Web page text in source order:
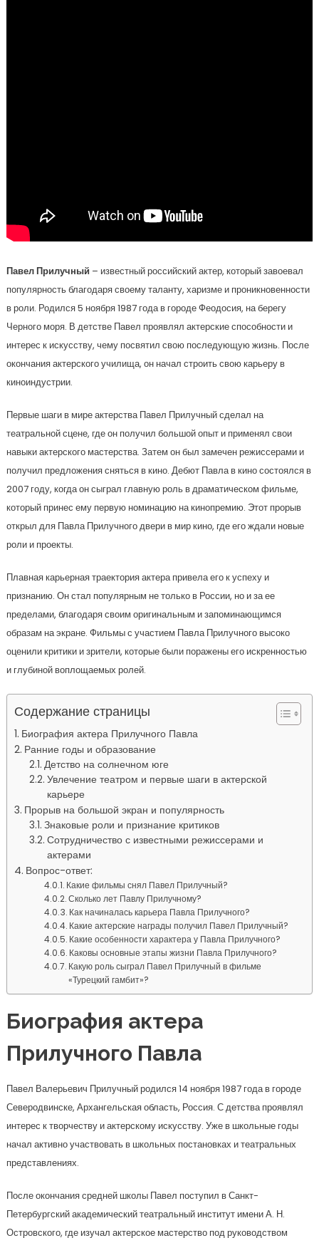
Павел Прилучный – известный российский актер, который завоевал
популярность благодаря своему таланту, харизме и проникновенности
в роли. Родился 5 ноября 1987 года в городе Феодосия, на берегу
Черного моря. В детстве Павел проявлял актерские способности и
интерес к искусству, чему посвятил свою последующую жизнь. После
окончания актерского училища, он начал строить свою карьеру в
киноиндустрии.
Первые шаги в мире актерства Павел Прилучный сделал на
театральной сцене, где он получил большой опыт и применял свои
навыки актерского мастерства. Затем он был замечен режиссерами и
получил предложения сняться в кино. Дебют Павла в кино состоялся в
2007 году, когда он сыграл главную роль в драматическом фильме,
который принес ему первую номинацию на кинопремию. Этот прорыв
открыл для Павла Прилучного двери в мир кино, где его ждали новые
роли и проекты.
Плавная карьерная траектория актера привела его к успеху и
признанию. Он стал популярным не только в России, но и за ее
пределами, благодаря своим оригинальным и запоминающимся
образам на экране. Фильмы с участием Павла Прилучного высоко
оценили критики и зрители, которые были поражены его искренностью
и глубиной воплощаемых ролей.
Содержание страницы
Биография актера Прилучного Павла
Ранние годы и образование
Детство на солнечном юге
Увлечение театром и первые шаги в актерской
карьере
Прорыв на большой экран и популярность
Знаковые роли и признание критиков
Сотрудничество с известными режиссерами и
актерами
Вопрос-ответ:
Какие фильмы снял Павел Прилучный?
Сколько лет Павлу Прилучному?
Как начиналась карьера Павла Прилучного?
Какие актерские награды получил Павел Прилучный?
Какие особенности характера у Павла Прилучного?
Каковы основные этапы жизни Павла Прилучного?
Какую роль сыграл Павел Прилучный в фильме
«Турецкий гамбит»?
Биография актера
Прилучного Павла
Павел Валерьевич Прилучный родился 14 ноября 1987 года в городе
Северодвинске, Архангельская область, Россия. С детства проявлял
интерес к творчеству и актерскому искусству. Уже в школьные годы
начал активно участвовать в школьных постановках и театральных
представлениях.
После окончания средней школы Павел поступил в Санкт-
Петербургский академический театральный институт имени А. Н.
Островского, где изучал актерское мастерство под руководством